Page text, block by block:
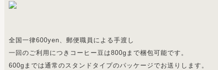
全国一律600yen、郵便職員による手渡し
一回のご利用につきコーヒー豆は800gまで梱包可能です。
600gまでは通常のスタンドタイプのパッケージでお送りします。